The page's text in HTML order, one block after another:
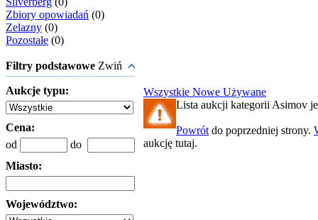
Zbiory opowiadań (0)
Zelazny (0)
Pozostałe (0)
Filtry podstawowe Zwiń
Aukcje typu:
Cena:
od
do
Miasto:
Województwo:
Wszystkie Nowe Używane
Lista aukcji kategorii Asimov
Powrót do poprzedniej strony.
aukcję tutaj.